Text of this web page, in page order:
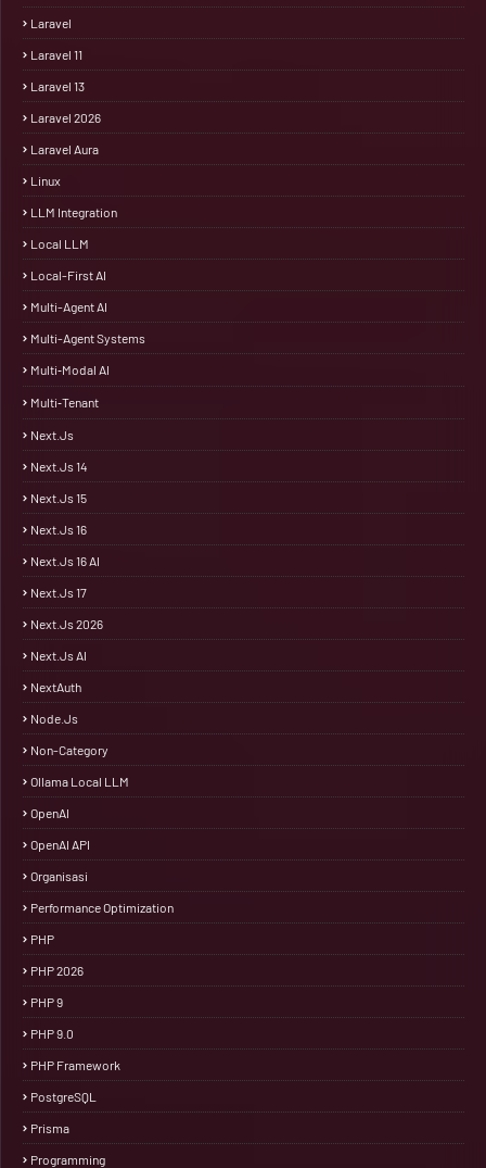
Laravel
Laravel 11
Laravel 13
Laravel 2026
Laravel Aura
Linux
LLM Integration
Local LLM
Local-First AI
Multi-Agent AI
Multi-Agent Systems
Multi‑Modal AI
Multi‑Tenant
Next.js
Next.js 14
Next.js 15
Next.js 16
Next.js 16 AI
Next.js 17
Next.js 2026
Next.js AI
NextAuth
Node.js
Non-Category
Ollama Local LLM
OpenAI
OpenAI API
Organisasi
Performance Optimization
PHP
PHP 2026
PHP 9
PHP 9.0
PHP Framework
PostgreSQL
Prisma
Programming